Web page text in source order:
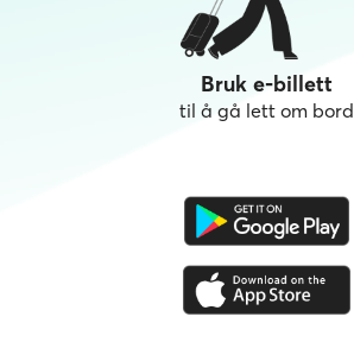
Bruk e-billett
til å gå lett om bord